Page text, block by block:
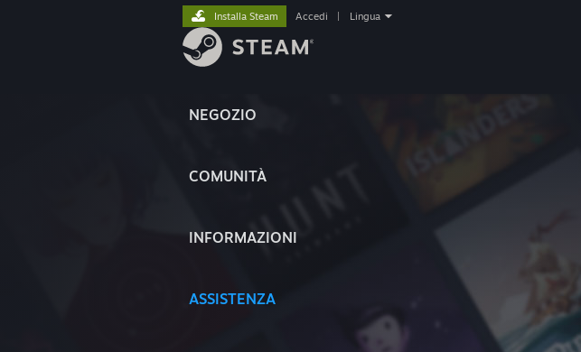
NEGOZIO
COMUNITÀ
INFORMAZIONI
ASSISTENZA
Installa Steam Accedi Lingua